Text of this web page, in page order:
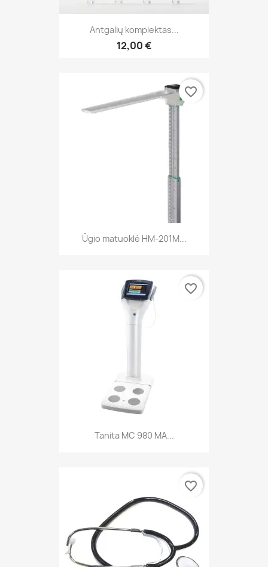
Antgalių komplektas...
12,00 €
Ūgio matuoklė HM-201M...
favorite_border
Tanita MC 980 MA...
favorite_border
favorite_border